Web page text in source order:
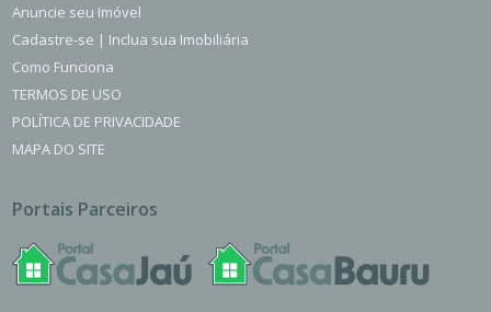
Anuncie seu Imóvel
Cadastre-se | Inclua sua Imobiliária
Como Funciona
TERMOS DE USO
POLÍTICA DE PRIVACIDADE
MAPA DO SITE
Portais Parceiros